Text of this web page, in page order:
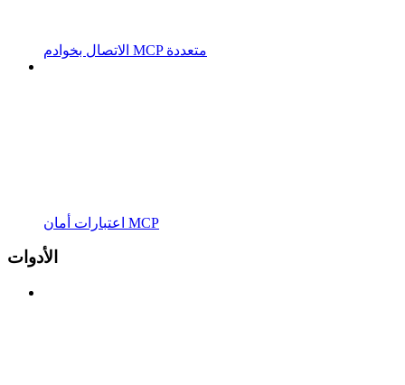
الاتصال بخوادم MCP متعددة
اعتبارات أمان MCP
الأدوات